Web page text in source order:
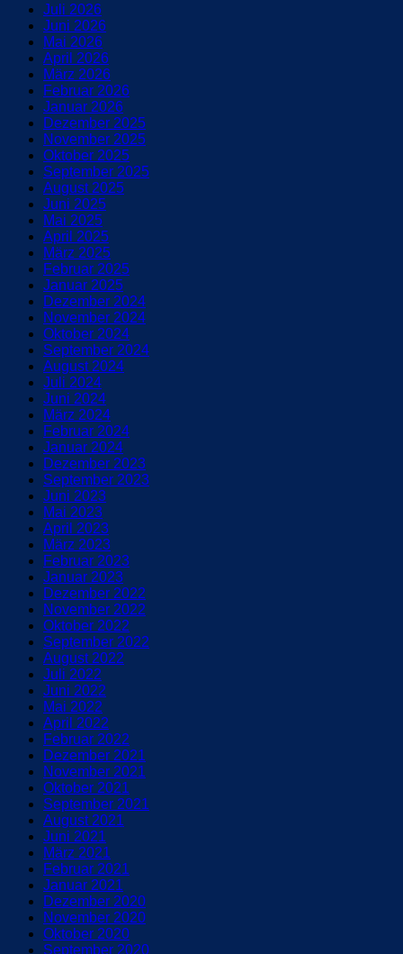
Juli 2026
Juni 2026
Mai 2026
April 2026
März 2026
Februar 2026
Januar 2026
Dezember 2025
November 2025
Oktober 2025
September 2025
August 2025
Juni 2025
Mai 2025
April 2025
März 2025
Februar 2025
Januar 2025
Dezember 2024
November 2024
Oktober 2024
September 2024
August 2024
Juli 2024
Juni 2024
März 2024
Februar 2024
Januar 2024
Dezember 2023
September 2023
Juni 2023
Mai 2023
April 2023
März 2023
Februar 2023
Januar 2023
Dezember 2022
November 2022
Oktober 2022
September 2022
August 2022
Juli 2022
Juni 2022
Mai 2022
April 2022
Februar 2022
Dezember 2021
November 2021
Oktober 2021
September 2021
August 2021
Juni 2021
März 2021
Februar 2021
Januar 2021
Dezember 2020
November 2020
Oktober 2020
September 2020